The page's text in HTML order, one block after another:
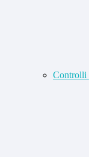
Controlli